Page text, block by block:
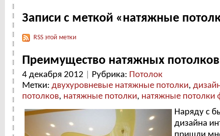
Записи с меткой «натяжные
RSS этой метки
Преимущество натяжных потолков
4 декабря 2012 Рубрика: Потолок
Метки: двухуровневые натяжные потолки,
потолков, натяжные потолки, натяжные потолки
Наряду с
дизайна